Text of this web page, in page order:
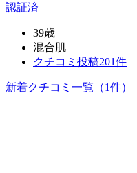
認証済
39歳
混合肌
クチコミ投稿201件
新着クチコミ一覧 （1件）